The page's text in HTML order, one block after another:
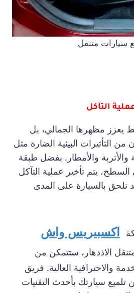
سيارات متنقل
التآكل
يعزز مظهرها الجمالي، بل
من التأثيرات البيئية الضارة مثل
والأتربة والأمطار. بفضل طبقة
يتم تأخير عملية التآكل
تلحق بالسيارة على المدى
اكسبيريس واش
الاذدهار، ستتمكن من
والاحترافية العالية. فريق
سيارتك بأحدث التقنيات